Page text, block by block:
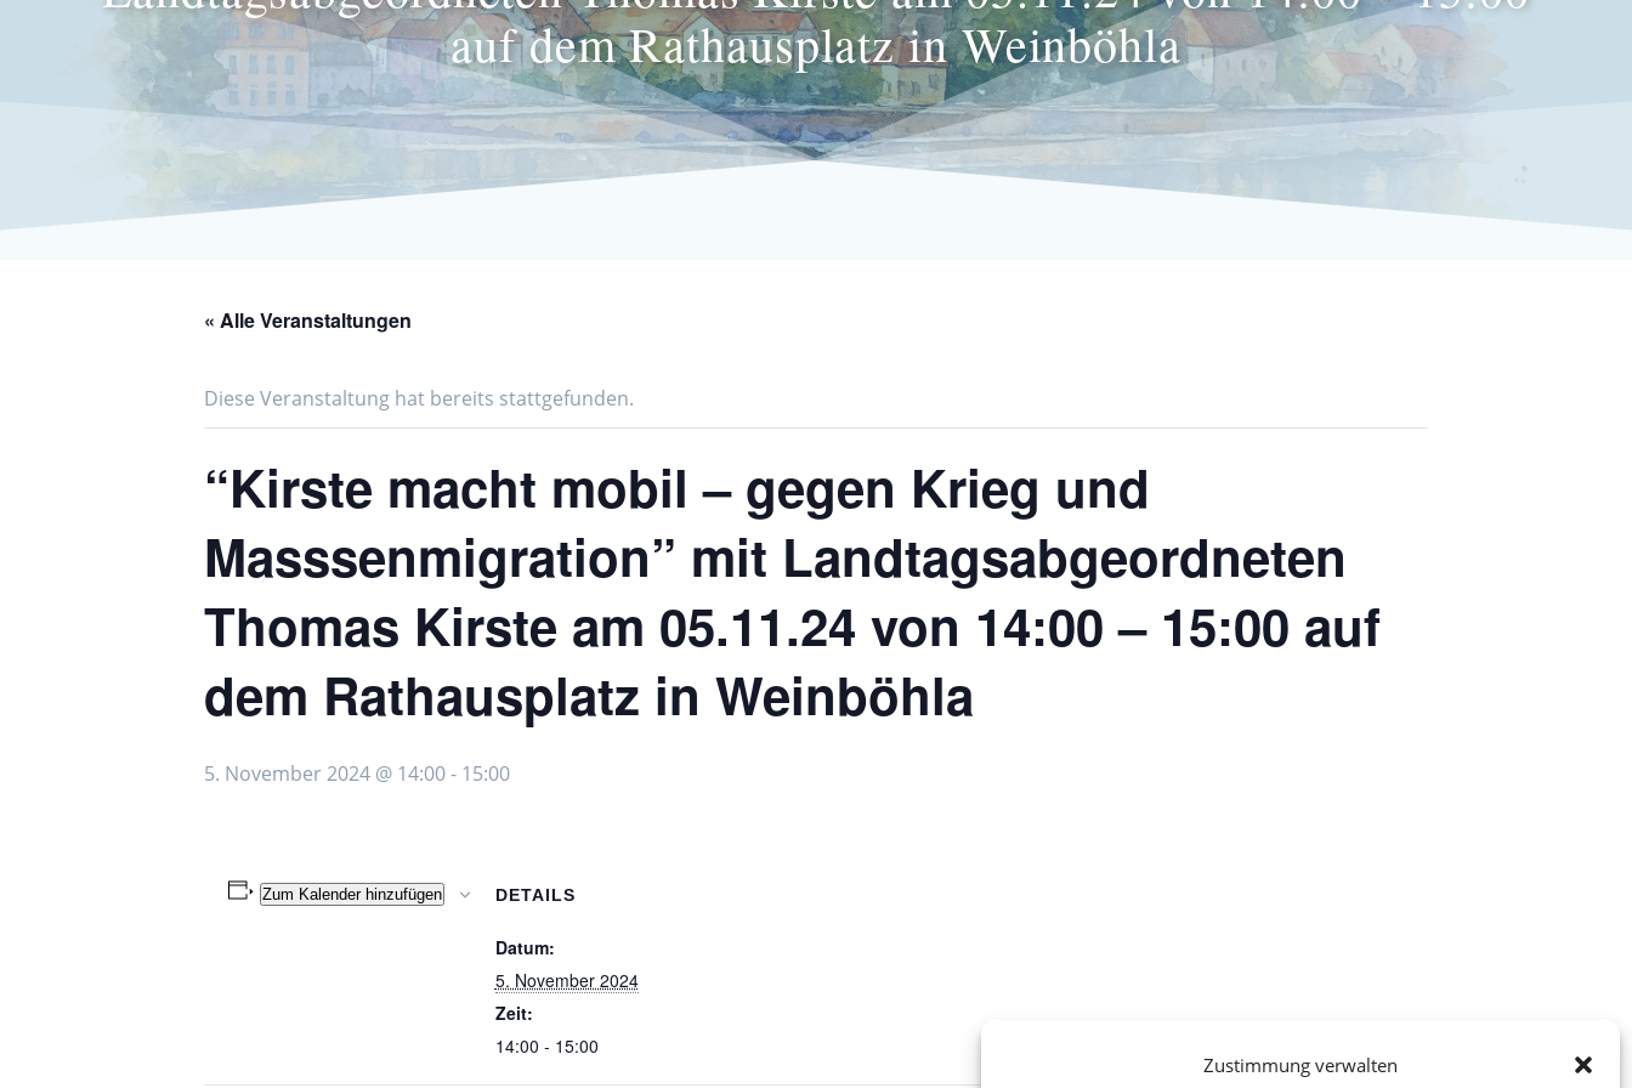
Zustimmung verwalten
auf dem Rathausplatz in Weinböhla
« Alle Veranstaltungen
Diese Veranstaltung hat bereits stattgefunden.
“Kirste macht mobil – gegen Krieg und
Masssenmigration” mit Landtagsabgeordneten
Thomas Kirste am 05.11.24 von 14:00 – 15:00 auf
dem Rathausplatz in Weinböhla
5. November 2024 @ 14:00- 15:00
Zum Kalender hinzufügen DETAILS
Datum:
5. November 2024
Zeit:
14:00 - 15:00